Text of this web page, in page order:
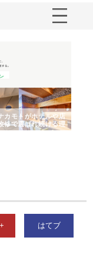
カモトがホテルや店
修で選ばれ続ける理
はてブ